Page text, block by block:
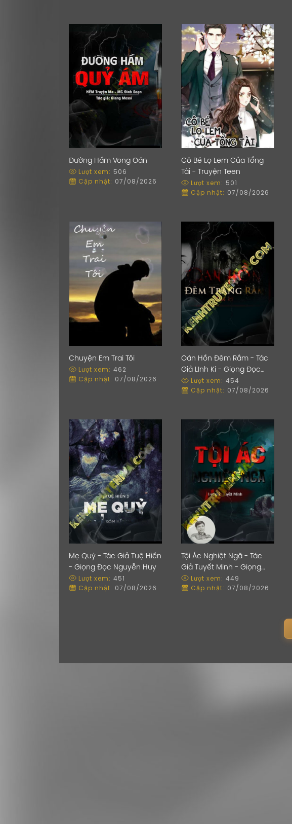
Đường Hầm Vong Oán
Lượt xem: 506
Cập nhật: 07/08/2026
Cô Bé Lọ Lem Của Tổng
Tài - Truyện Teen
Lượt xem: 501
Cập nhật: 07/08/2026
Chuyện Em Trai Tôi
Lượt xem: 462
Cập nhật: 07/08/2026
Oán Hồn Đêm Rằm - Tác
Giả LInh Ki - Giọng Đọc
Trần Thy
Lượt xem: 454
Cập nhật: 07/08/2026
Mẹ Quỷ - Tác Giả Tuệ Hiền
- Giọng Đọc Nguyễn Huy
Lượt xem: 451
Cập nhật: 07/08/2026
Tội Ác Nghiệt Ngã - Tác
Giả Tuyết Minh - Giọng
Đọc Đình Soạn
Lượt xem: 449
Cập nhật: 07/08/2026